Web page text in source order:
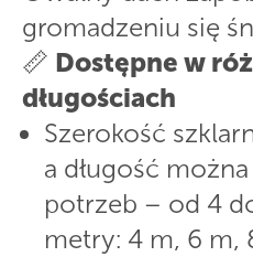
gromadzeniu się
📏 Dostępne w
długościach
Szerokość
a długość
potrzeb – od 4
metry: 4 m, 6 m,